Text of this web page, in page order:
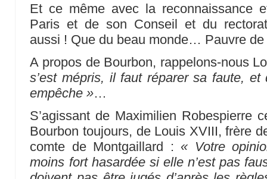
Et ce même avec la reconnaissance
Paris et de son Conseil et du
aussi ! Que du beau monde… Pauvre
A propos de Bourbon, rappelons-nous
s’est mépris, il faut réparer sa faute,
empêche »…
S’agissant de Maximilien Robespierre
Bourbon toujours, de Louis XVIII, frère
comte de Montgaillard : « Votre
moins fort hasardée si elle n’est pas